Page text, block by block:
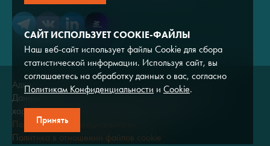
Адвирос © 2026
Данный сайт носит исключительно информационный
характер и не является публичной офертой.
Политика конфиденциальности
Политика в отношении файлов cookie
САЙТ ИСПОЛЬЗУЕТ COOKIE-ФАЙЛЫ
Наш веб-сайт использует файлы Cookie для сбора
статистической информации. Используя сайт, вы
соглашаетесь на обработку данных о вас, согласно
Политикам Конфиденциальности и Cookie.
Принять